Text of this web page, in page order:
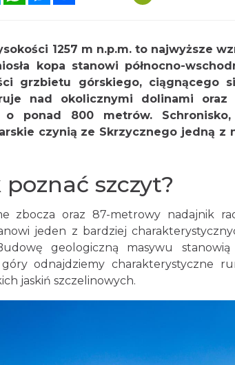
1257 m n.p.m. to najwyższe
kopa stanowi północno-
grzbietu górskiego, ciągnącego
nad okolicznymi dolinami oraz
ponad 800 metrów. Schronisko,
czynią ze Skrzycznego jedną z
szczyt?
zbocza oraz 87-metrowy nadajnik
jeden z bardziej
geologiczną masywu
odnajdziemy charakterystyczne
jaskiń szczelinowych.